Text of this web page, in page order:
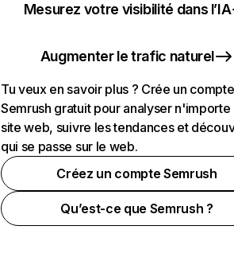
Mesurez votre visibilité dans l’IA
Augmenter le trafic naturel
Tu veux en savoir plus ? Crée un compte
Semrush gratuit pour analyser n'importe
site web, suivre les tendances et
qui se passe sur le web.
Créez un compte Semrush
Qu’est-ce que Semrush ?